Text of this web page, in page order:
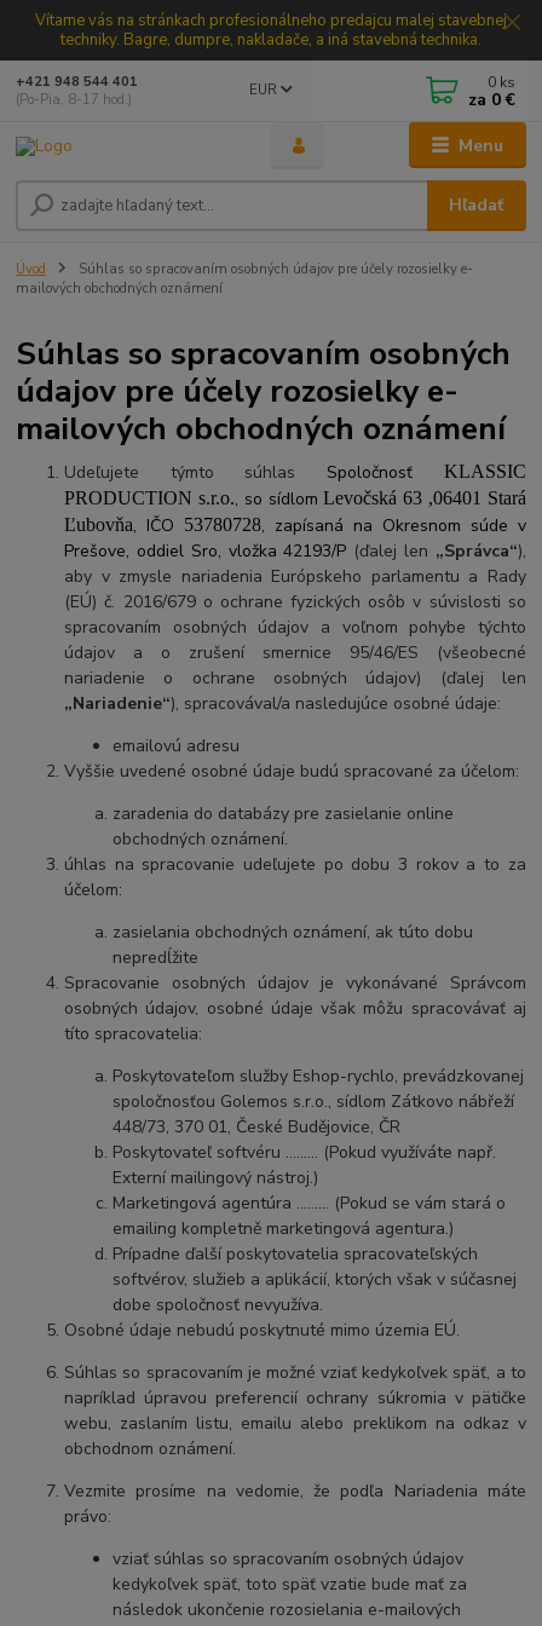
Vítame vás na stránkach profesionálneho predajcu malej stavebnej
techniky. Bagre, dumpre, nakladače, a iná stavebná technika.
Menu
EUR
Hľadať
+421 948 544 401
(Po-Pia, 8-17 hod.)
0 ks
za 0 €
Úvod
Súhlas so spracovaním osobných údajov pre účely rozosielky e-
mailových obchodných oznámení
Súhlas so spracovaním osobných
údajov pre účely rozosielky e-
mailových obchodných oznámení
Udeľujete týmto súhlas Spoločnosť KLASSIC
PRODUCTION s.r.o., so sídlomLevočská 63 ,06401 Stará
Ľubovňa, IČO 53780728, zapísaná na Okresnom súde v
Prešove, oddiel Sro, vložka42193/P (ďalej len „Správca“),
aby v zmysle nariadenia Európskeho parlamentu a Rady
(EÚ) č. 2016/679 o ochrane fyzických osôb v súvislosti so
spracovaním osobných údajov a voľnom pohybe týchto
údajov a o zrušení smernice 95/46/ES (všeobecné
nariadenie o ochrane osobných údajov) (ďalej len
„Nariadenie“), spracovával/a nasledujúce osobné údaje:
emailovú adresu
Vyššie uvedené osobné údaje budú spracované za účelom:
zaradenia do databázy pre zasielanie online
obchodných oznámení.
úhlas na spracovanie udeľujete po dobu3 rokova to za
účelom:
zasielania obchodných oznámení, ak túto dobu
nepredĺžite
Spracovanie osobných údajov je vykonávané Správcom
osobných údajov, osobné údaje však môžu spracovávať aj
títo spracovatelia:
Poskytovateľom služby Eshop-rychlo, prevádzkovanej
spoločnosťou Golemos s.r.o., sídlom Zátkovo nábřeží
448/73, 370 01, České Budějovice, ČR
Poskytovateľ softvéru ……… (Pokud využíváte např.
Externí mailingový nástroj.)
Marketingová agentúra ……… (Pokud se vám stará o
emailing kompletně marketingová agentura.)
Prípadne ďalší poskytovatelia spracovateľských
softvérov, služieb a aplikácií, ktorých však v súčasnej
dobe spoločnosť nevyužíva.
Osobné údaje nebudú poskytnuté mimo územia EÚ.
Súhlas so spracovaním je možné vziať kedykoľvek späť, a to
napríklad úpravou preferencií ochrany súkromia v pätičke
webu, zaslaním listu, emailu alebo preklikom na odkaz v
obchodnom oznámení.
Vezmite prosíme na vedomie, že podľa Nariadenia máte
právo:
vziať súhlas so spracovaním osobných údajov
kedykoľvek späť, toto späť vzatie bude mať za
následok ukončenie rozosielania e-mailových